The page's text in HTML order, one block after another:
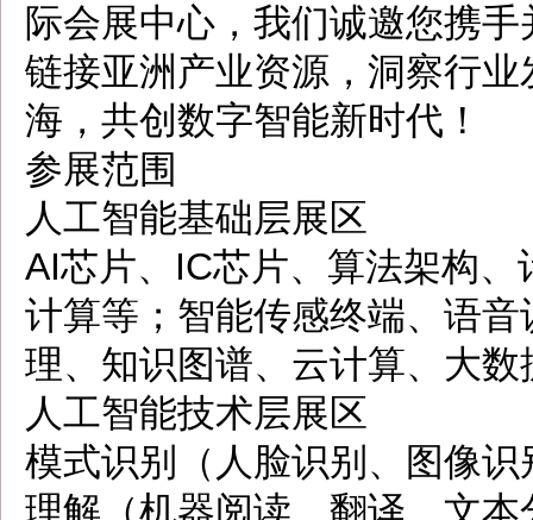
际会展中心，我们诚邀您携
链接亚洲产业资源，洞察行
海，共创数字智能新时代！
参展范围
人工智能基础层展区
AI芯片、IC芯片、算法架构
计算等；智能传感终端、语
理、知识图谱、云计算、大数
人工智能技术层展区
模式识别（人脸识别、图像
理解（机器阅读、翻译、文